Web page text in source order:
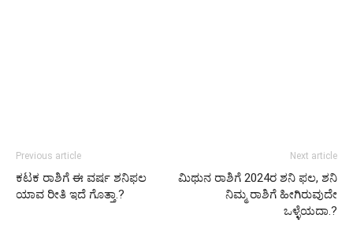
Previous article
ಕಟಕ ರಾಶಿಗೆ ಈ ವರ್ಷ ಶನಿಫಲ
ಯಾವ ರೀತಿ ಇದೆ ಗೊತ್ತಾ.?
Next article
ಮಿಥುನ ರಾಶಿಗೆ 2024ರ ಶನಿ ಫಲ, ಶನಿ
ನಿಮ್ಮ ರಾಶಿಗೆ ಹೀಗಿರುವುದೇ
ಒಳ್ಳೆಯದಾ.?